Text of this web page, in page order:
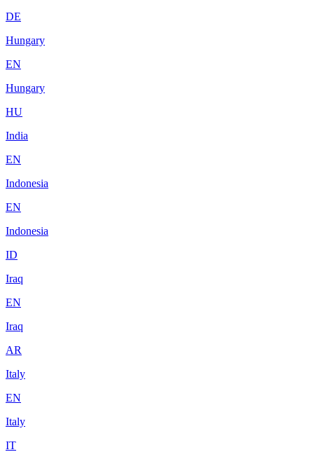
DE
Hungary
EN
Hungary
HU
India
EN
Indonesia
EN
Indonesia
ID
Iraq
EN
Iraq
AR
Italy
EN
Italy
IT